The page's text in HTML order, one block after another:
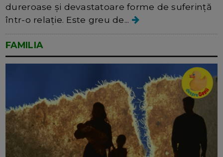
dureroase și devastatoare forme de suferință
într-o relație. Este greu de...
FAMILIA